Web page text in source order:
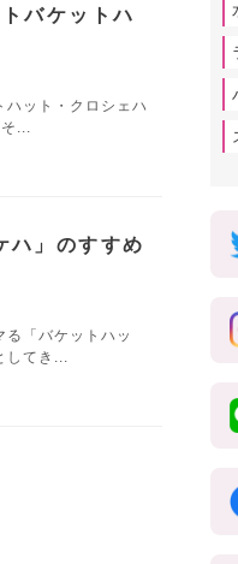
バケットハ
ハット・クロシェハ
...
ハ」のすすめ
「バケットハッ
してき...